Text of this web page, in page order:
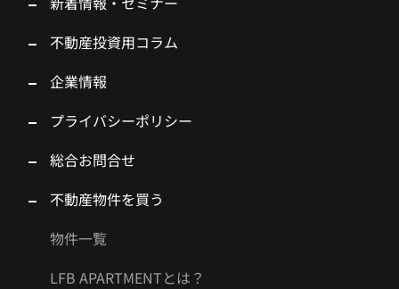
不動産投資用コラム
企業情報
プライバシーポリシー
総合お問合せ
不動産物件を買う
物件一覧
LFB APARTMENTとは？